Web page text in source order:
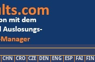
CHN CRO CZE DEN ENG ESP FAI FIN